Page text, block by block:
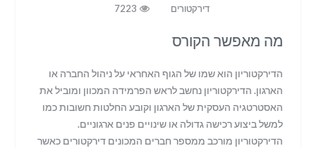
דירקטורים
מה מאפשר הקורס
הדירקטוריון הוא שמו של הגוף האחראי על ניהול החברה או
הארגון. הדירקטוריון נחשב לראש הפרמידה המכוון ומוביל את
האסטרטגיה העסקית של הארגון וקובע החלטות חשובות כמו
למשל ביצוע רכישה גדולה או שינויים פנים ארגוניים.
הדירקטוריון מורכב ממספר חברים המכונים דירקטורים כאשר